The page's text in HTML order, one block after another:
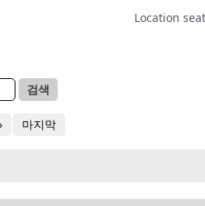
Location
검색
마지막